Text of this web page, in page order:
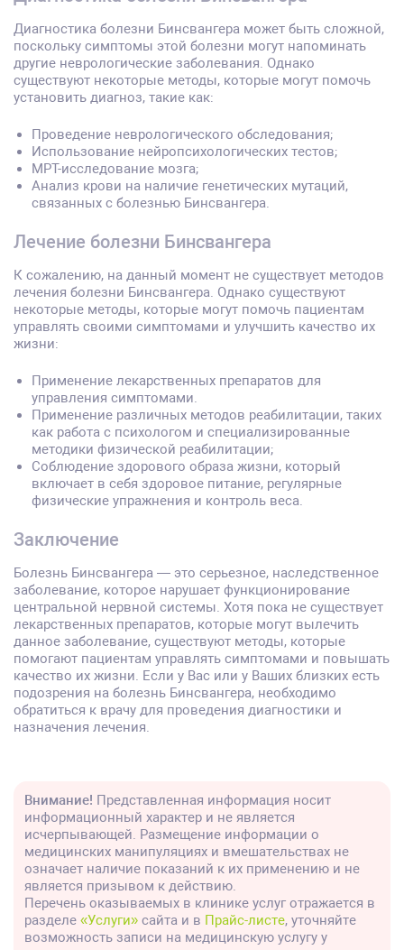
Диагностика болезни Бинсвангера может быть сложной,
поскольку симптомы этой болезни могут напоминать
другие неврологические заболевания. Однако
существуют некоторые методы, которые могут помочь
установить диагноз, такие как:
Проведение неврологического обследования;
Использование нейропсихологических тестов;
МРТ-исследование мозга;
Анализ крови на наличие генетических мутаций,
связанных с болезнью Бинсвангера.
Лечение болезни Бинсвангера
К сожалению, на данный момент не существует методов
лечения болезни Бинсвангера. Однако существуют
некоторые методы, которые могут помочь пациентам
управлять своими симптомами и улучшить качество их
жизни:
Применение лекарственных препаратов для
управления симптомами.
Применение различных методов реабилитации, таких
как работа с психологом и специализированные
методики физической реабилитации;
Соблюдение здорового образа жизни, который
включает в себя здоровое питание, регулярные
физические упражнения и контроль веса.
Заключение
Болезнь Бинсвангера — это серьезное, наследственное
заболевание, которое нарушает функционирование
центральной нервной системы. Хотя пока не существует
лекарственных препаратов, которые могут вылечить
данное заболевание, существуют методы, которые
помогают пациентам управлять симптомами и повышать
качество их жизни. Если у Вас или у Ваших близких есть
подозрения на болезнь Бинсвангера, необходимо
обратиться к врачу для проведения диагностики и
назначения лечения.
Внимание! Представленная информация носит
информационный характер и не является
исчерпывающей. Размещение информации о
медицинских манипуляциях и вмешательствах не
означает наличие показаний к их применению и не
является призывом к действию.
Перечень оказываемых в клинике услуг отражается в
разделе «Услуги» сайта и в Прайс-листе, уточняйте
возможность записи на медицинскую услугу у